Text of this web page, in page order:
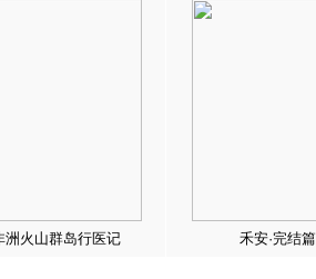
洲火山群岛行医记 禾安·完结篇